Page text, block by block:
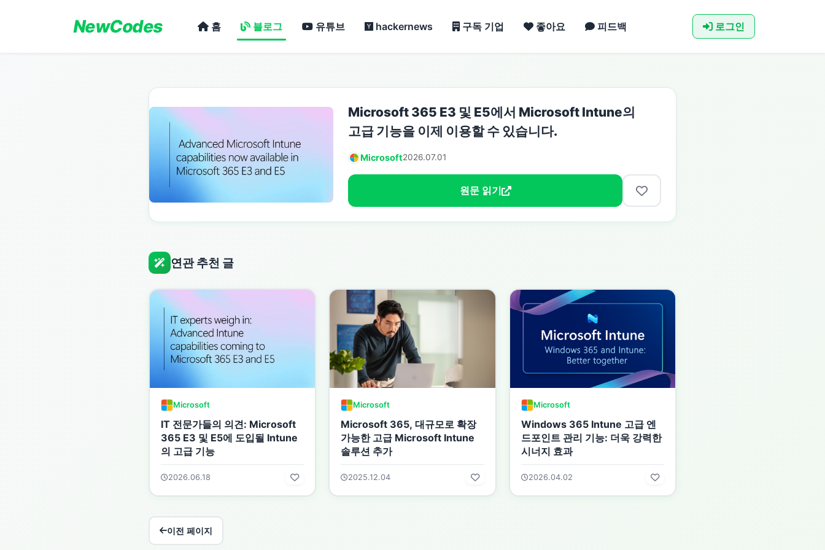
NewCodes 홈 블로그 유튜브 hackernews 구독 기업 좋아요 피드백 로그인
Microsoft 365 E3 및 E5에서 Microsoft Intune의
고급 기능을 이제 이용할 수 있습니다.
Microsoft2026.07.01
원문 읽기
연관 추천 글
Microsoft
IT 전문가들의 의견: Microsoft
365 E3 및 E5에 도입될 Intune
의 고급 기능
2026.06.18
Microsoft
Microsoft 365, 대규모로 확장
가능한 고급 Microsoft Intune
솔루션 추가
2025.12.04
Microsoft
Windows 365 Intune 고급 엔
드포인트 관리 기능: 더욱 강력한
시너지 효과
2026.04.02
이전 페이지